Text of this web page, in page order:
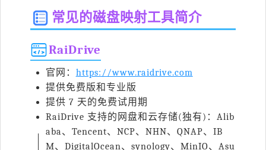
常见的磁盘映射工具简介
RaiDrive
官网： https://www.raidrive.com
提供免费版和专业版
提供 7 天的免费试用期
RaiDrive 支持的网盘和云存储(独有)：Alib
aba、Tencent、NCP、NHN、QNAP、IB
M、DigitalOcean、synology、MinIO、Asu